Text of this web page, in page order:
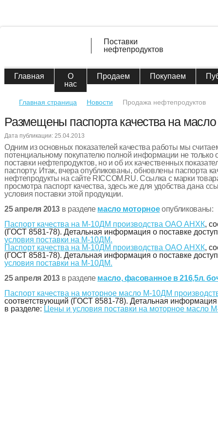
Поставки
нефтепродуктов
Главная
О
нас
Продаем Покупаем
Главная страница Новости Продажа нефтепродуктов
Размещены паспорта качества на
Дата публикации: 25.04.2013
Одним из основных показателей качества работы мы
потенциальному покупателю полной информации не только
поставки нефтепродуктов, но и об их качественных
паспорту. Итак, вчера опубликованы, обновлены паспорта
нефтепродукты на сайте RICCOM.RU. Ссылка с марки
просмотра паспорт качества, здесь же для удобства дана
условия поставки этой продукции.
25 апреля 2013 в разделе масло моторноеопубликованы:
Паспорт качества на М-10ДМ производства ОАО АНХК,
(ГОСТ 8581-78). Детальная информация о поставке
условия поставки на М-10ДМ.
Паспорт качества на М-10ДМ производства ОАО АНХК,
(ГОСТ 8581-78). Детальная информация о поставке
условия поставки на М-10ДМ.
25 апреля 2013 в разделе масло, фасованное в 216,5л.
Паспорт качества на моторное масло М-10ДМ
соответствующий (ГОСТ 8581-78). Детальная информация
в разделе: Цены и условия поставки на моторное масло